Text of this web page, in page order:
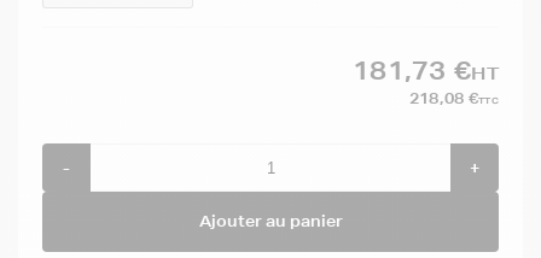
181,73 €HT
218,08 €TTC
- +
Ajouter au panier